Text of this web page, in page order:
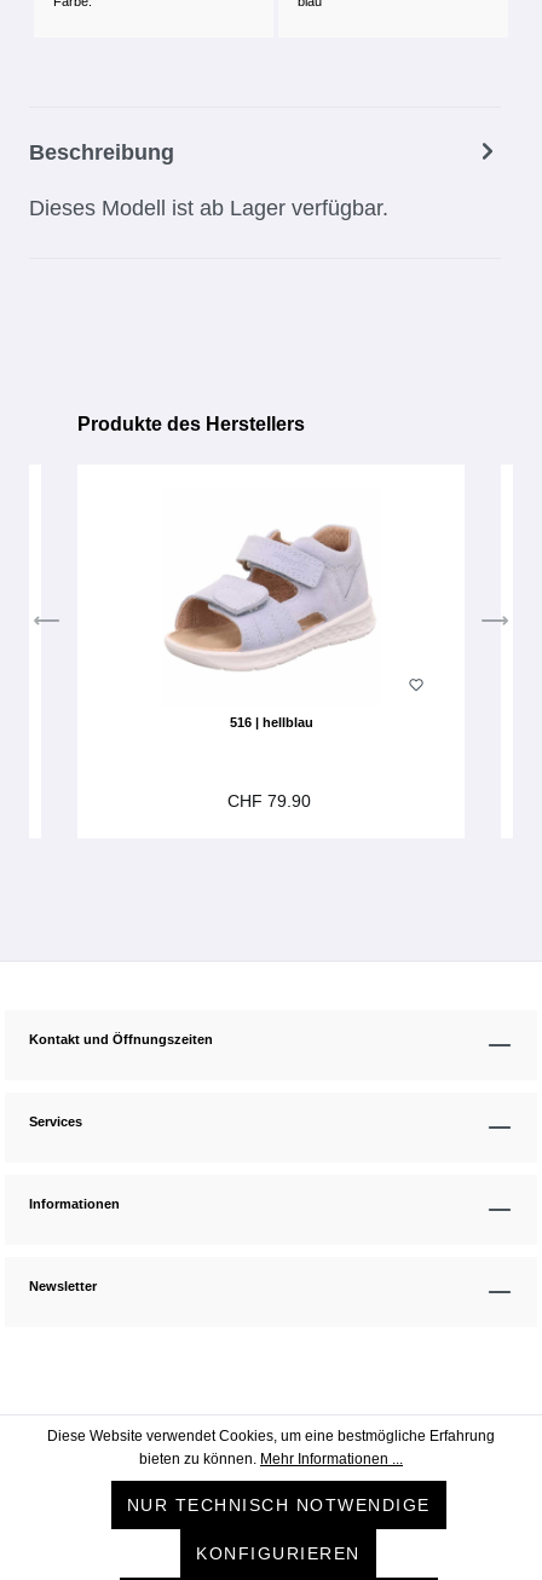
Beschreibung
Dieses Modell ist ab Lager verfügbar.
Produktgalerie überspringen
Produkte des Herstellers
516 | hellblau
CHF 79.90
Kontakt und Öffnungszeiten
Services
Informationen
Newsletter
Diese Website verwendet Cookies, um eine bestmögliche Erfahrung
bieten zu können. Mehr Informationen ...
NUR TECHNISCH NOTWENDIGE
KONFIGURIEREN